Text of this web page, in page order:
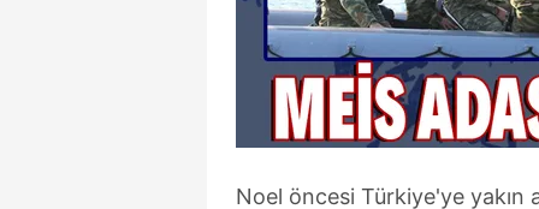
Noel öncesi Türkiye'ye yakın